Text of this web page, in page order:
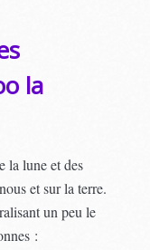
la
la lune et des
et sur la terre.
un peu le
: